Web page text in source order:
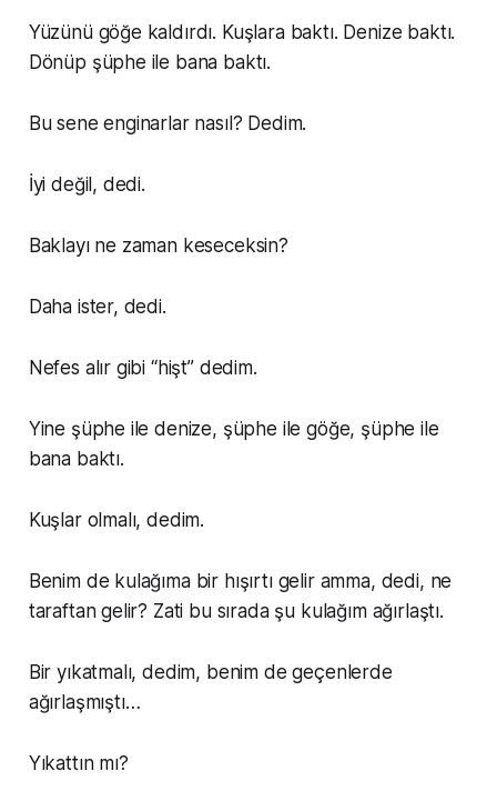
Yüzünü göğe kaldırdı. Kuşlara baktı. Denize baktı.
Dönüp şüphe ile bana baktı.
Bu sene enginarlar nasıl? Dedim.
İyi değil, dedi.
Baklayı ne zaman keseceksin?
Daha ister, dedi.
Nefes alır gibi “hişt” dedim.
Yine şüphe ile denize, şüphe ile göğe, şüphe ile
bana baktı.
Kuşlar olmalı, dedim.
Benim de kulağıma bir hışırtı gelir amma, dedi, ne
taraftan gelir? Zati bu sırada şu kulağım ağırlaştı.
Bir yıkatmalı, dedim, benim de geçenlerde
ağırlaşmıştı…
Yıkattın mı?